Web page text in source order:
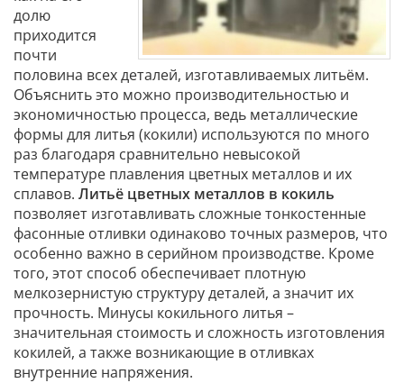
долю
приходится
почти
половина всех деталей, изготавливаемых литьём.
Объяснить это можно производительностью и
экономичностью процесса, ведь металлические
формы для литья (кокили) используются по много
раз благодаря сравнительно невысокой
температуре плавления цветных металлов и их
сплавов. Литьё цветных металлов в кокиль
позволяет изготавливать сложные тонкостенные
фасонные отливки одинаково точных размеров, что
особенно важно в серийном производстве. Кроме
того, этот способ обеспечивает плотную
мелкозернистую структуру деталей, а значит их
прочность. Минусы кокильного литья –
значительная стоимость и сложность изготовления
кокилей, а также возникающие в отливках
внутренние напряжения.